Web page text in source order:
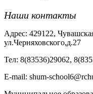
Наши контакты
Адрес: 429122,
ул.Черняховского,д.27
Тел: 8(83536)29062,
Е-mail: shum-